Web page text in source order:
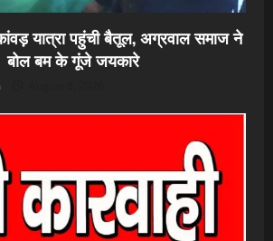
यात्रा पहुंची बैतूल, अग्रवाल समाज ने
बोल बम के गूंजे जयकारे